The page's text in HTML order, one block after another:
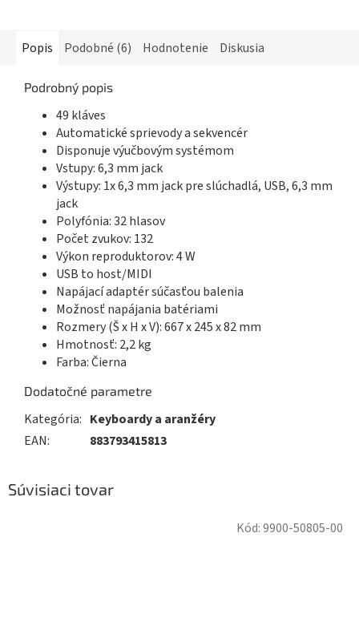
Popis Podobné (6) Hodnotenie Diskusia
Podrobný popis
49 kláves
Automatické sprievody a sekvencér
Disponuje výučbovým systémom
Vstupy: 6,3 mm jack
Výstupy: 1x 6,3 mm jack pre slúchadlá, USB, 6,3 mm
jack
Polyfónia: 32 hlasov
Počet zvukov: 132
Výkon reproduktorov: 4 W
USB to host/MIDI
Napájací adaptér súčasťou balenia
Možnosť napájania batériami
Rozmery (Š x H x V): 667 x 245 x 82 mm
Hmotnosť: 2,2 kg
Farba: Čierna
Dodatočné parametre
Kategória: Keyboardy a aranžéry
EAN: 883793415813
Súvisiaci tovar
Kód:9900-50805-00